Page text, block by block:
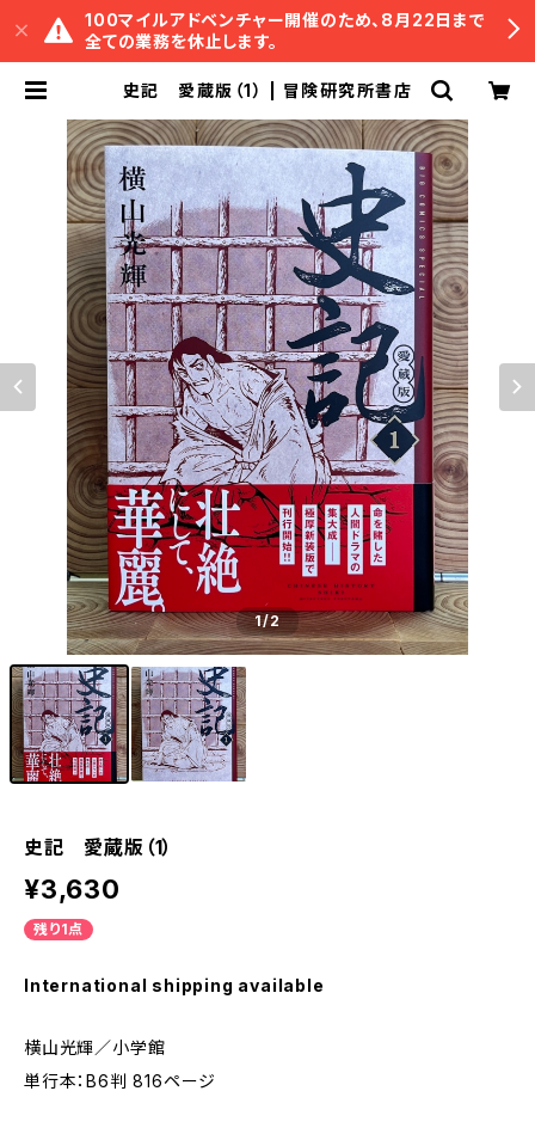
100マイルアドベンチャー開催のため、8月22日まで
全ての業務を休止します。
史記 愛蔵版（1） | 冒険研究所書店
1/2
史記 愛蔵版（1）
¥3,630
残り1点
International shipping available
横山光輝／小学館
単行本：B6判 816ページ